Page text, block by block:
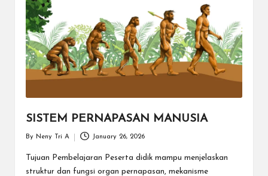
G
SISTEM PERNAPASAN MANUSIA
by
By Neny Tri A January 26, 2026
Tujuan Pembelajaran Peserta didik mampu menjelaskan
struktur dan fungsi organ pernapasan, mekanisme